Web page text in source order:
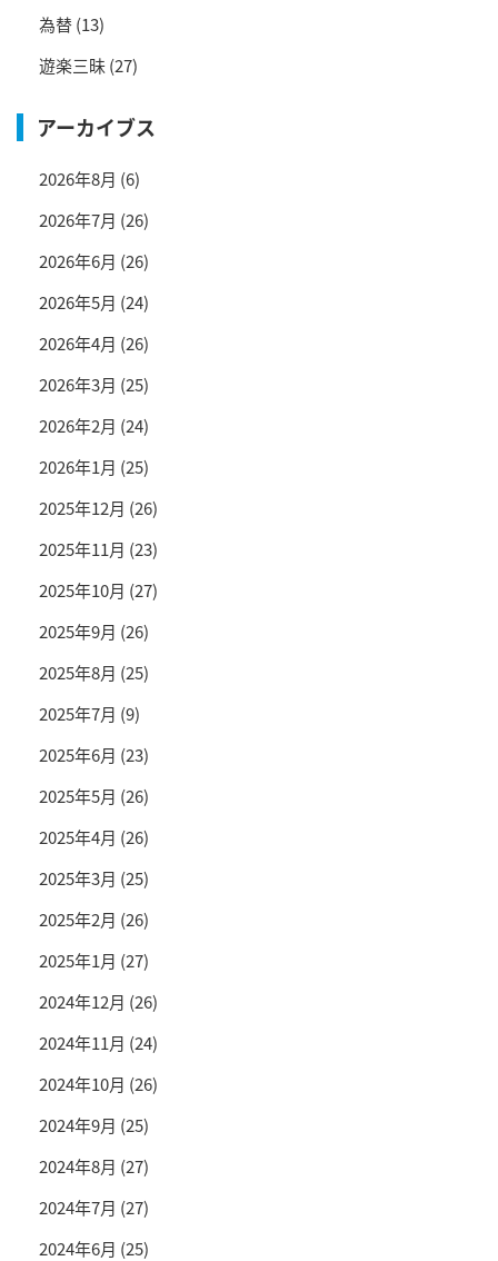
為替(13)
遊楽三昧(27)
アーカイブス
2026年8月 (6)
2026年7月 (26)
2026年6月 (26)
2026年5月 (24)
2026年4月 (26)
2026年3月 (25)
2026年2月 (24)
2026年1月 (25)
2025年12月 (26)
2025年11月 (23)
2025年10月 (27)
2025年9月 (26)
2025年8月 (25)
2025年7月 (9)
2025年6月 (23)
2025年5月 (26)
2025年4月 (26)
2025年3月 (25)
2025年2月 (26)
2025年1月 (27)
2024年12月 (26)
2024年11月 (24)
2024年10月 (26)
2024年9月 (25)
2024年8月 (27)
2024年7月 (27)
2024年6月 (25)